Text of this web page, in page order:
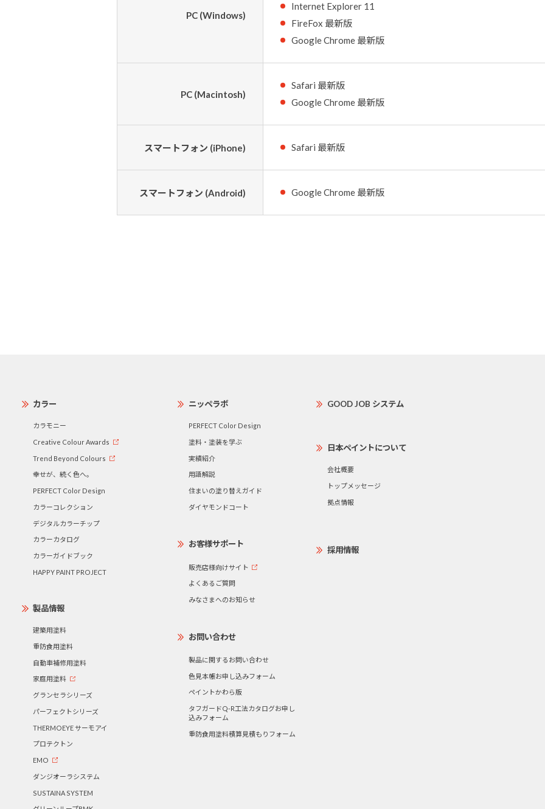
PC (Windows)
Internet Explorer 11
FireFox 最新版
Google Chrome 最新版
PC (Macintosh)
Safari 最新版
Google Chrome 最新版
スマートフォン (iPhone) Safari 最新版
スマートフォン (Android) Google Chrome 最新版
カラー
カラモニー
Creative Colour Awards
Trend Beyond Colours
幸せが、続く色へ。
PERFECT Color Design
カラーコレクション
デジタルカラーチップ
カラーカタログ
カラーガイドブック
HAPPY PAINT PROJECT
製品情報
建築用塗料
重防食用塗料
自動車補修用塗料
家庭用塗料
グランセラシリーズ
パーフェクトシリーズ
THERMOEYE サーモアイ
プロテクトン
EMO
ダンジオーラシステム
SUSTAINA SYSTEM
ニッペラボ
PERFECT Color Design
塗料・塗装を学ぶ
実績紹介
用語解説
住まいの塗り替えガイド
ダイヤモンドコート
お客様サポート
販売店様向けサイト
よくあるご質問
みなさまへのお知らせ
お問い合わせ
製品に関するお問い合わせ
色見本帳お申し込みフォーム
ペイントかわら版
タフガードQ-R工法カタログお申し
込みフォーム
重防食用塗料積算見積もりフォーム
GOOD JOB システム
日本ペイントについて
会社概要
トップメッセージ
拠点情報
採用情報